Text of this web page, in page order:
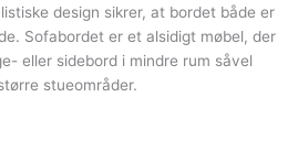
design sikrer, at bordet både er
Sofabordet er et alsidigt møbel, der
eller sidebord i mindre rum såvel
stueområder.